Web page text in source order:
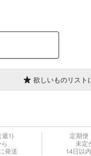
欲しいものリスト
週1)
発送
定期便
未定
14日以